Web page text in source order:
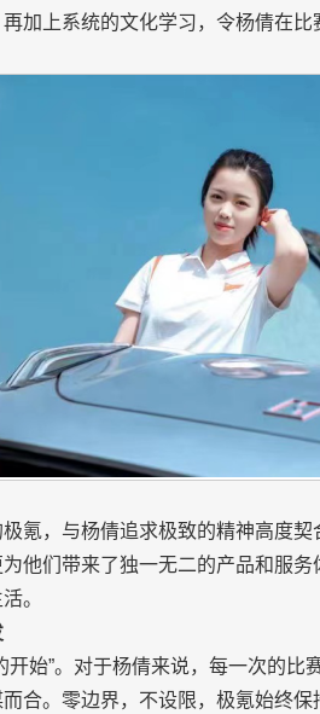
加上系统的文化学习，令杨倩在
氪，与杨倩追求极致的精神高度契
他们带来了独一无二的产品和服
。
开始”。对于杨倩来说，每一次的比
合。零边界，不设限，极氪始终